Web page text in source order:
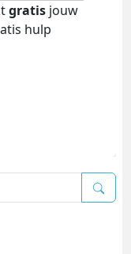
gratisjouw
hulp